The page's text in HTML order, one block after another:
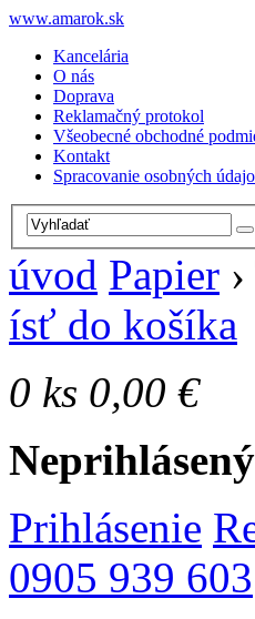
www.amarok.sk
Kancelária
O nás
Doprava
Reklamačný protokol
Všeobecné obchodné
Kontakt
Spracovanie osobných
úvod Papier ›
ísť do košíka
0 ks 0,00 €
Neprihlásený
Prihlásenie
0905 939 603